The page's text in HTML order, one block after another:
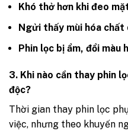
Khó thở hơn khi đeo
Ngửi thấy mùi hóa chất
Phin lọc bị ẩm, đổi màu
3. Khi nào cần thay phin
độc?
Thời gian thay phin lọc
việc, nhưng theo khuyến